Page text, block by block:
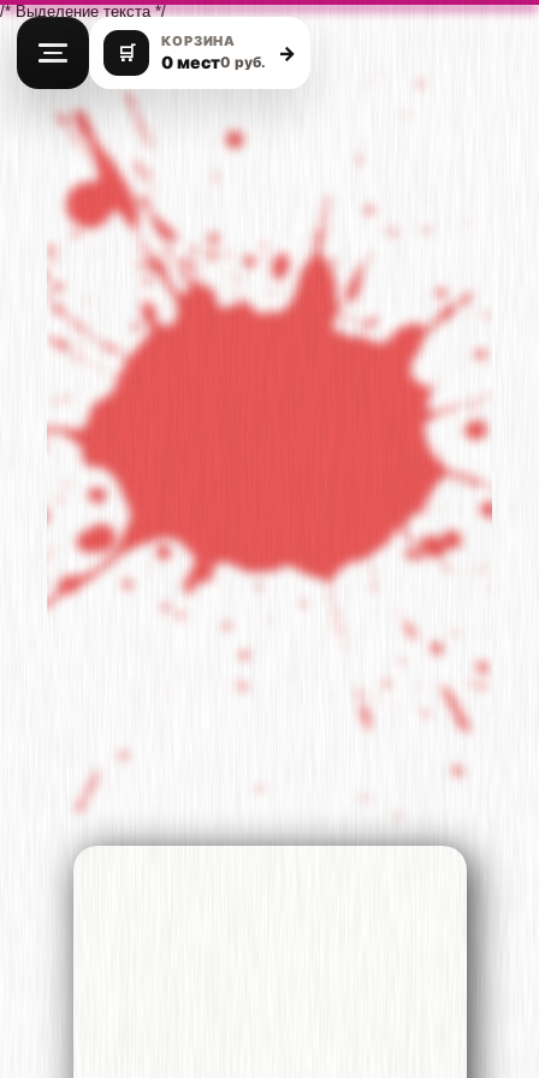
/* Выделение текста */
🛒 КОРЗИНА
0 мест0 руб. →